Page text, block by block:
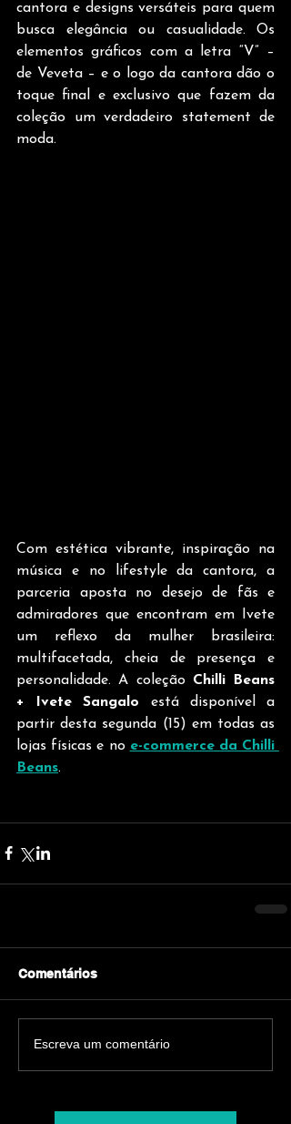
cantora e designs versáteis para quem
busca elegância ou casualidade. Os
elementos gráficos com a letra “V” –
de Veveta – e o logo da cantora dão o
toque final e exclusivo que fazem da
coleção um verdadeiro statement de
moda.
Com estética vibrante, inspiração na
música e no lifestyle da cantora, a
parceria aposta no desejo de fãs e
admiradores que encontram em Ivete
um reflexo da mulher brasileira:
multifacetada, cheia de presença e
personalidade. A coleção Chilli Beans
+ Ivete Sangalo está disponível a
partir desta segunda (15) em todas as
lojas físicas e no e-commerce da Chilli
Beans.
Comentários
Escreva um comentário